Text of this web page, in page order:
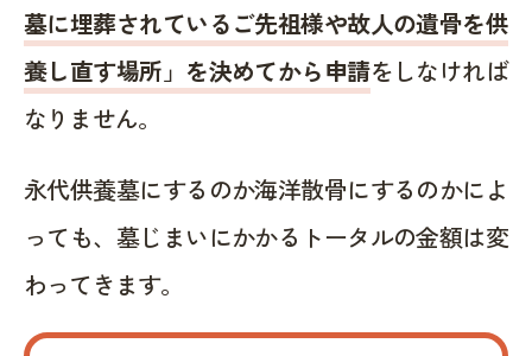
墓に埋葬されているご先祖様や故人の遺骨を供
養し直す場所」を決めてから申請をしなければ
なりません。
永代供養墓にするのか海洋散骨にするのかによ
っても、墓じまいにかかるトータルの金額は変
わってきます。